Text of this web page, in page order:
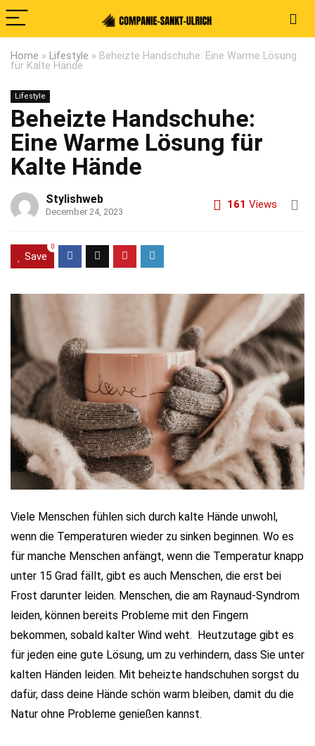
Home » Lifestyle » Beheizte Handschuhe: Eine Warme Lösung
für Kalte Hände
Lifestyle
Beheizte Handschuhe:
Eine Warme Lösung für
Kalte Hände
Stylishweb
December 24, 2023
161 Views
Save
0
Viele Menschen fühlen sich durch kalte Hände unwohl,
wenn die Temperaturen wieder zu sinken beginnen. Wo es
für manche Menschen anfängt, wenn die Temperatur knapp
unter 15 Grad fällt, gibt es auch Menschen, die erst bei
Frost darunter leiden. Menschen, die am Raynaud-Syndrom
leiden, können bereits Probleme mit den Fingern
bekommen, sobald kalter Wind weht. Heutzutage gibt es
für jeden eine gute Lösung, um zu verhindern, dass Sie unter
kalten Händen leiden. Mit beheizte handschuhen sorgst du
dafür, dass deine Hände schön warm bleiben, damit du die
Natur ohne Probleme genießen kannst.